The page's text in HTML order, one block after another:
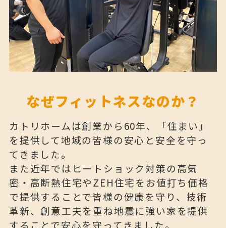
なぜフィットネスなのか？
カトリホームは創業から60年、「住まい」
を提供して地域の皆様の安心と安全を守っ
てきました。
また近年ではヒートショック対策の高気
密・高断熱住宅やZEH住宅をお値打ち価格
で提供することで皆様の健康を守り、技術
革新、創意工夫を重ね地震に強い家を提供
することで安心を守ってきました。